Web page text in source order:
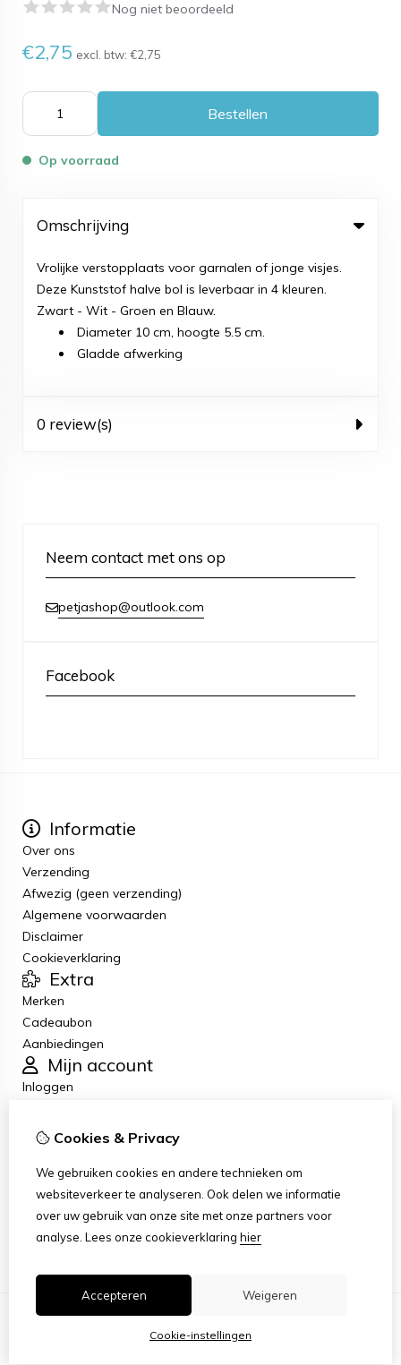
Nog niet beoordeeld
€2,75 excl. btw: €2,75
Bestellen
Op voorraad
Omschrijving
Vrolijke verstopplaats voor garnalen of jonge visjes.
Deze Kunststof halve bol is leverbaar in 4 kleuren.
Zwart - Wit - Groen en Blauw.
Diameter 10 cm, hoogte 5.5 cm.
Gladde afwerking
0 review(s)
Neem contact met ons op
petjashop@outlook.com
Facebook
Informatie
Over ons
Verzending
Afwezig (geen verzending)
Algemene voorwaarden
Disclaimer
Cookieverklaring
Extra
Merken
Cadeaubon
Aanbiedingen
Mijn account
Inloggen
Verlanglijst
Klantenservice
Contact
Retourneren
Sitemap
Cookies & Privacy
We gebruiken cookies en andere technieken om
websiteverkeer te analyseren. Ook delen we informatie
over uw gebruik van onze site met onze partners voor
analyse. Lees onze cookieverklaring hier
Accepteren Weigeren
Cookie-instellingen